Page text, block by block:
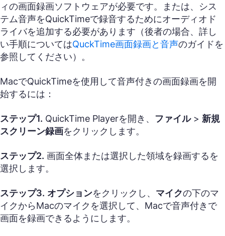
ィの画面録画ソフトウェアが必要です。または、シス
テム音声をQuickTimeで録音するためにオーディオド
ライバを追加する必要があります（後者の場合、詳し
い手順についてはQuckTime画面録画と音声のガイドを
参照してください）。
MacでQuickTimeを使用して音声付きの画面録画を開
始するには：
ステップ1. QuickTime Playerを開き、 ファイル> 新規
スクリーン録画をクリックします。
ステップ2. 画面全体または選択した領域を録画するを
選択します。
ステップ3. オプションをクリックし、 マイクの下のマ
イクからMacのマイクを選択して、Macで音声付きで
画面を録画できるようにします。